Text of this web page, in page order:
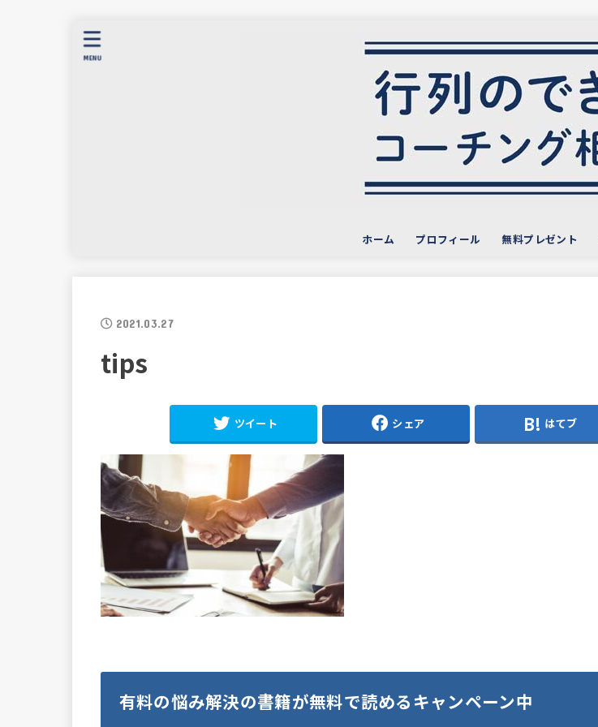
ホーム プロフィール 無料プレゼント
MENU
2021.03.27
tips
ツイート シェア はてブ
有料の悩み解決の書籍が無料で読めるキャンペーン中